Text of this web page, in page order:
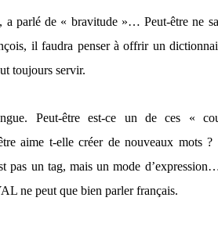
parlé de « bravitude »… Peut-être ne
il faudra penser à offrir un
toujours servir.
Peut-être est-ce un de ces «
aime t-elle créer de nouveaux mots ?
pas un tag, mais un mode
ne peut que bien parler français.